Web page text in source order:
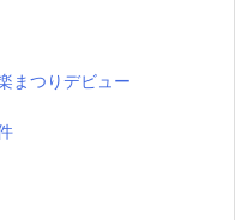
まつりデビュー